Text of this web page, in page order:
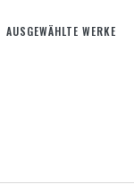
AUSGEWÄHLTE WERKE